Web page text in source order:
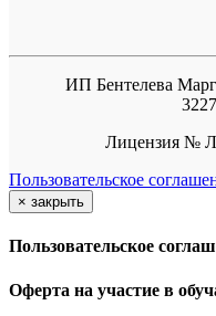
ИП Бентелева
Лицензия №
Пользовательское
× закрыть
Пользовательское
Оферта на участие в